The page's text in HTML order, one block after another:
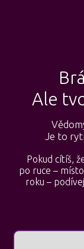
Ale
Je to
Pokud cítíš,
po ruce –
roku –